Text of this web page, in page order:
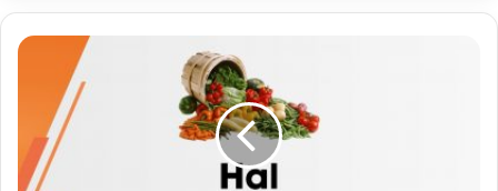
29.03.2024
Toptancı
Listesi